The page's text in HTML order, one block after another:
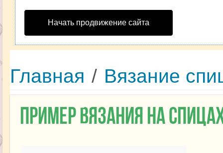
Начать продвижение сайта
Главная / Вязание
Пример вязания на